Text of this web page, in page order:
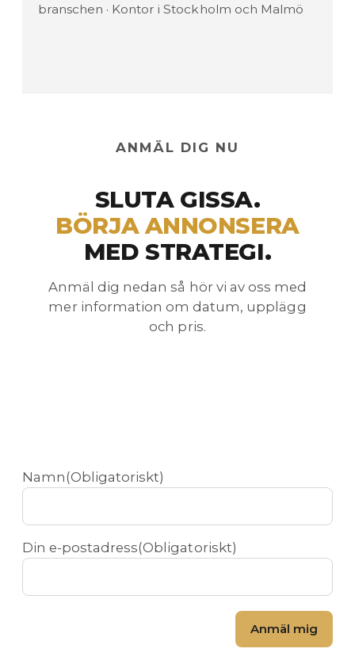
branschen · Kontor i Stockholm och Malmö
ANMÄL DIG NU
SLUTA GISSA.
BÖRJA ANNONSERA
MED STRATEGI.
Anmäl dig nedan så hör vi av oss med
mer information om datum, upplägg
och pris.
Namn(Obligatoriskt)
Din e-postadress(Obligatoriskt)
Anmäl mig